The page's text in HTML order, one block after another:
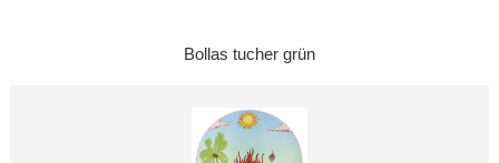
Bollas tucher grün